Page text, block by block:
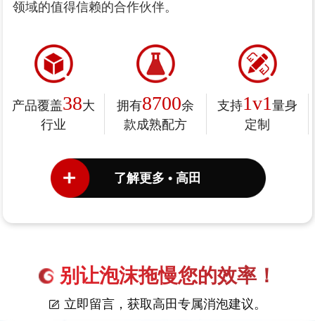
领域的值得信赖的合作伙伴。
产品覆盖38大
行业
拥有8700余
款成熟配方
支持1v1 量身
定制
了解更多 • 高田
别让泡沫拖慢您的效率！
立即留言，获取高田专属消泡建议。